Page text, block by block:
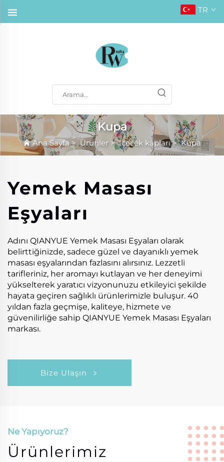
TR
Kupa
Ana Sayfa >Ürünler >İçecek kapları>Kupa
Yemek Masası
Eşyaları
Adını QIANYUE Yemek Masası Eşyaları olarak
belirttiğinizde, sadece güzel ve dayanıklı yemek
masası eşyalarından fazlasını alırsınız. Lezzetli
tarifleriniz, her aromayı kutlayan ve her deneyimi
yükselterek yaratıcı vizyonunuzu etkileyici şekilde
hayata geçiren sağlıklı ürünlerimizle buluşur. 40
yıldan fazla geçmişe, kaliteye, hizmete ve
güvenilirliğe sahip QIANYUE Yemek Masası Eşyaları
markası.
Bize Ulaşın
Ne Yapıyoruz?
Ürünlerimiz